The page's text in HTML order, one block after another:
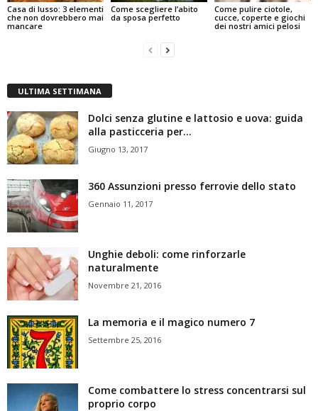
Casa di lusso: 3 elementi
che non dovrebbero mai
mancare
Come scegliere l’abito
da sposa perfetto
Come pulire ciotole,
cucce, coperte e giochi
dei nostri amici pelosi
ULTIMA SETTIMANA
Dolci senza glutine e lattosio e uova: guida
alla pasticceria per...
Giugno 13, 2017
360 Assunzioni presso ferrovie dello stato
Gennaio 11, 2017
Unghie deboli: come rinforzarle
naturalmente
Novembre 21, 2016
La memoria e il magico numero 7
Settembre 25, 2016
Come combattere lo stress concentrarsi sul
proprio corpo